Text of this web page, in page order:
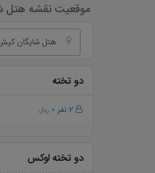
موقعیت نقشه هتل
هتل شایگان
دو تخته
2 نفر 0 ریال
دو تخته لوکس